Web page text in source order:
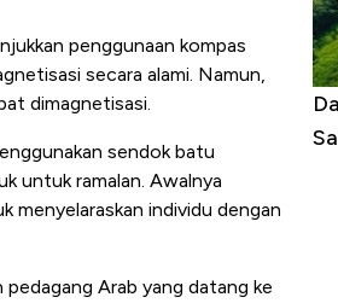
penggunaan kompas
secara alami. Namun,
dimagnetisasi.
sendok batu
untuk ramalan. Awalnya
menyelaraskan individu dengan
pedagang Arab yang datang ke
Korsel atasi Panas Tanpa AC